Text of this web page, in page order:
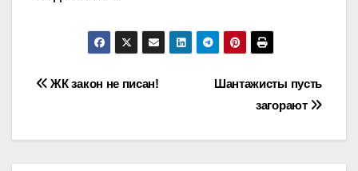
Навигация
Шантажисты пусть
загорают
ЖК закон не писан!